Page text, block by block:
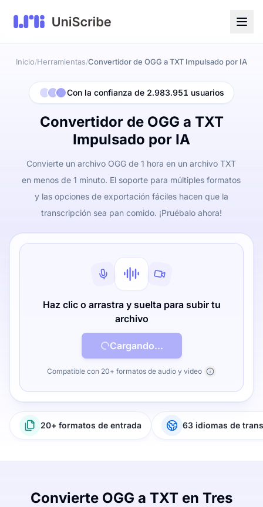
Inicio/Herramientas/Convertidor de OGG a TXT Impulsado por IA
Con la confianza de 2.983.951 usuarios
Convertidor de OGG a TXT
Impulsado por IA
Convierte un archivo OGG de 1 hora en un archivo TXT
en menos de 1 minuto. El soporte para múltiples formatos
y las opciones de exportación fáciles hacen que la
transcripción sea pan comido. ¡Pruébalo ahora!
Haz clic o arrastra y suelta para subir tu
archivo
Cargando...
Compatible con 20+ formatos de audio y video
20+ formatos de entrada 63 idiomas de
Convierte OGG a TXT en Tres